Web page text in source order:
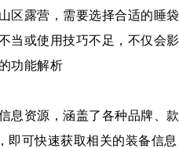
区露营，需要选择合适的睡
当或使用技巧不足，不仅会
功能解析
息资源，涵盖了各种品牌、
即可快速获取相关的装备信